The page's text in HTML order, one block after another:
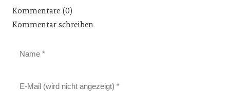
Kommentare (0)
Kommentar schreiben